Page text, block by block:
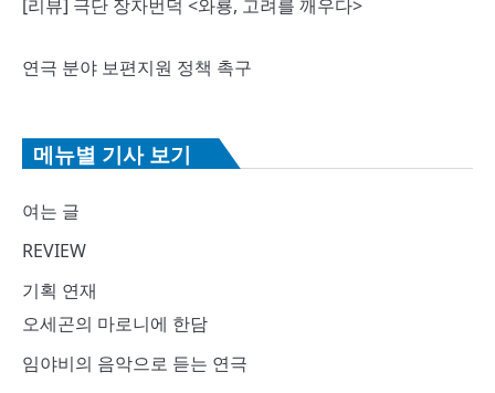
[리뷰] 극단 장자번덕 <와룡, 고려를 깨우다>
연극 분야 보편지원 정책 촉구
메뉴별 기사 보기
여는 글
REVIEW
기획 연재
오세곤의 마로니에 한담
임야비의 음악으로 듣는 연극